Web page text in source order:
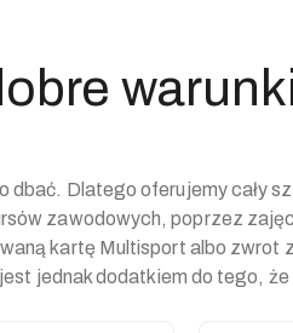
dbać. Dlatego oferujemy cały
zawodowych, poprzez
kartę Multisport albo zwrot
jednak dodatkiem do tego, że